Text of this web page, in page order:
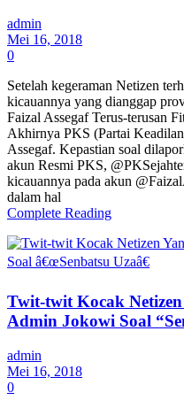
admin
Mei 16, 2018
0
Setelah kegeraman Netizen
kicauannya yang dianggap
Faizal Assegaf Terus-terusan
Akhirnya PKS (Partai
Assegaf. Kepastian soal
akun Resmi PKS,
kicauannya pada akun
dalam hal
Complete Reading
Twit-twit Kocak
Admin Jokowi Soal
admin
Mei 16, 2018
0